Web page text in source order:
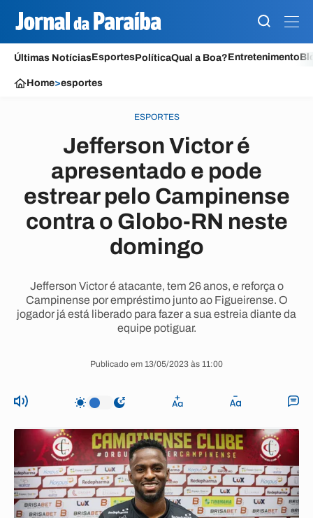
Últimas NotíciasEsportesPolíticaQual a Boa?Entretenimento
Home>esportes
ESPORTES
Jefferson Victor é
apresentado e pode
estrear pelo Campinense
contra o Globo-RN neste
domingo
Jefferson Victor é atacante, tem 26 anos, e reforça o
Campinense por empréstimo junto ao Figueirense. O
jogador já está liberado para fazer a sua estreia diante da
equipe potiguar.
Publicado em 13/05/2023 às 11:00